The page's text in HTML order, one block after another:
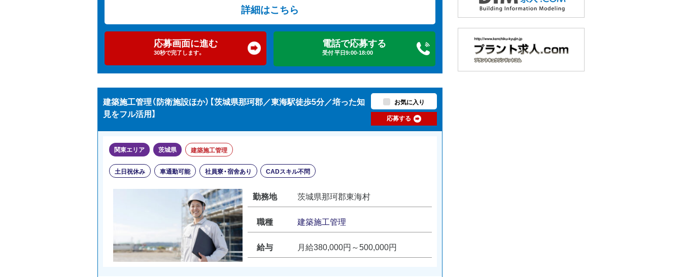
詳細はこちら
応募画面に進む
30秒で完了します。
電話で応募する
受付 平日9:00-18:00
建築施工管理（防衛施設ほか）【茨城県那珂郡／東海駅徒歩5分／培った知
見をフル活用】
お気に入り
応募する
関東エリア 茨城県 建築施工管理
土日祝休み 車通勤可能 社員寮・宿舍あり CADスキル不問
勤務地 茨城県那珂郡東海村
職種 建築施工管理
給与 月給380,000円～500,000円